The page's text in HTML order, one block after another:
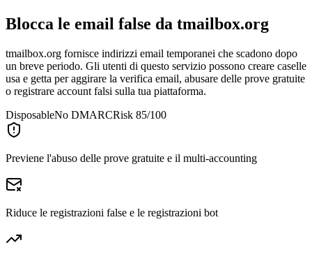
Blocca le email false da tmailbox.org
tmailbox.org fornisce indirizzi email temporanei che scadono dopo
un breve periodo. Gli utenti di questo servizio possono creare caselle
usa e getta per aggirare la verifica email, abusare delle prove gratuite
o registrare account falsi sulla tua piattaforma.
DisposableNo DMARCRisk 85/100
Previene l'abuso delle prove gratuite e il multi-accounting
Riduce le registrazioni false e le registrazioni bot